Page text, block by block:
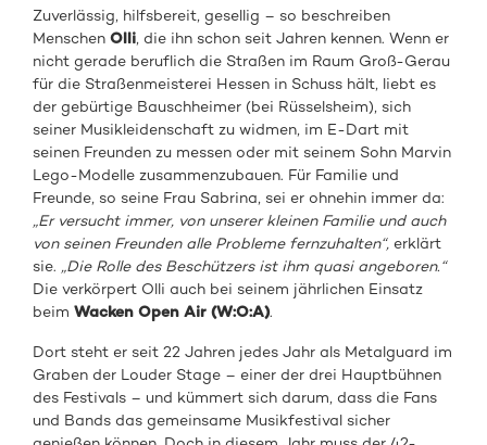
Zuverlässig, hilfsbereit, gesellig – so beschreiben
Menschen Olli, die ihn schon seit Jahren kennen. Wenn er
nicht gerade beruflich die Straßen im Raum Groß-Gerau
für die Straßenmeisterei Hessen in Schuss hält, liebt es
der gebürtige Bauschheimer (bei Rüsselsheim), sich
seiner Musikleidenschaft zu widmen, im E-Dart mit
seinen Freunden zu messen oder mit seinem Sohn Marvin
Lego-Modelle zusammenzubauen. Für Familie und
Freunde, so seine Frau Sabrina, sei er ohnehin immer da:
„Er versucht immer, von unserer kleinen Familie und auch
von seinen Freunden alle Probleme fernzuhalten“, erklärt
sie. „Die Rolle des Beschützers ist ihm quasi angeboren.“
Die verkörpert Olli auch bei seinem jährlichen Einsatz
beimWacken Open Air (W:O:A).
Dort steht er seit 22 Jahren jedes Jahr als Metalguard im
Graben der Louder Stage – einer der drei Hauptbühnen
des Festivals – und kümmert sich darum, dass die Fans
und Bands das gemeinsame Musikfestival sicher